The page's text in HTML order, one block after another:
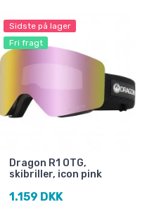
Sidste på lager
Fri fragt
Dragon R1 OTG,
skibriller, icon pink
1.159 DKK